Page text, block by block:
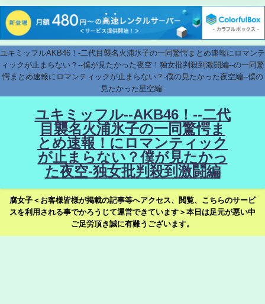
ユキミッフルAKB46！-二代目襲名火浦氷子の一同驚愕まとめ速報にロマンテ
ィックが止まらない？--僕が見たかった夜空！独女批判殺到激闘編--の一同驚
愕まとめ速報にロマンティックが止まらない？-僕の見たかった夜空編--僕の
見たかった星空編-
ユキミッフル--AKB46！--二代
目襲名火浦氷子の一同驚愕ま
とめ速報！にロマンティック
が止まらない？僕が見たかっ
た夜空-独女批判殺到激闘編
腐女子＜お客様皆様が掲載の記事等へアクセス、閲覧、こちらのサービ
スを利用される事でかろうじて運営できています＞本日は足元が悪い中
ご足労頂き誠に有難うございます。